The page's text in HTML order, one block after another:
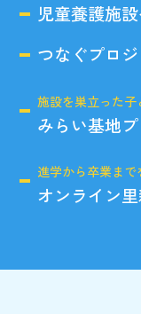
児童養護施
つなぐプロ
施設を巣立った子
みらい基地
進学から卒業まで
オンライン